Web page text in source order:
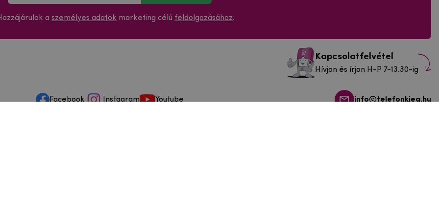
a személyes adatok marketing célú feldolgozásához.
Kapcsolatfelvétel
Hívjon és írjon H-P 7-13.30-ig
Facebook Instagram Youtube info@telefonkieg.hu